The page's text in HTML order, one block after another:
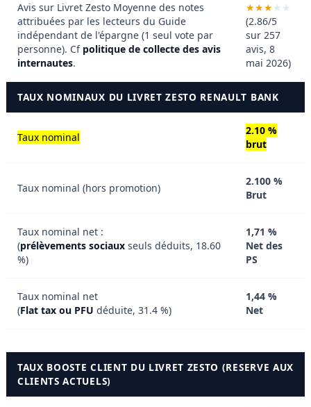
Avis sur Livret Zesto Moyenne des notes
attribuées par les lecteurs du Guide
indépendant de l'épargne (1 seul vote par
personne). Cf politique de collecte des avis
internautes.
(2.86/5
sur 257
avis, 8
mai 2026)
TAUX NOMINAUX DU LIVRET ZESTO RENAULT BANK
Taux nominal
2.10 %
brut
Taux nominal (hors promotion)
2.100 %
Brut
Taux nominal net :
(prélèvements sociaux seuls déduits, 18.60
%)
1,71 %
Net des
PS
Taux nominal net
(Flat tax ou PFU déduite, 31.4 %)
1,44 %
Net
TAUX BOOSTE CLIENT DU LIVRET ZESTO (RESERVE AUX
CLIENTS ACTUELS)